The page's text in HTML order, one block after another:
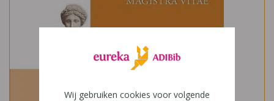
Wij gebruiken cookies voor volgende